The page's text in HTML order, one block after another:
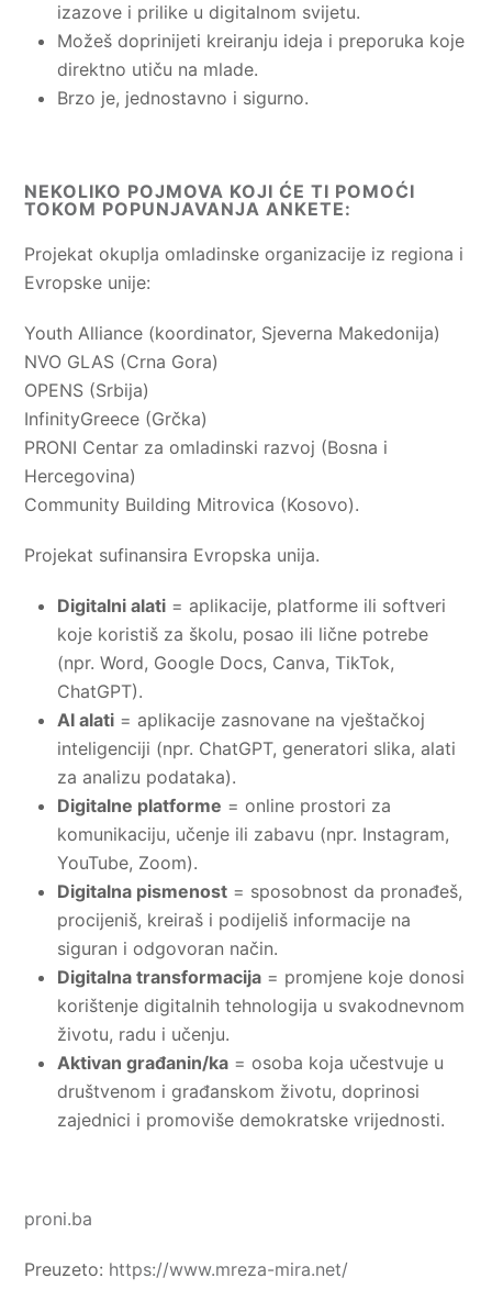
izazove i prilike u digitalnom svijetu.
Možeš doprinijeti kreiranju ideja i preporuka koje
direktno utiču na mlade.
Brzo je, jednostavno i sigurno.
NEKOLIKO POJMOVA KOJI ĆE TI POMOĆI
TOKOM POPUNJAVANJA ANKETE:
Projekat okuplja omladinske organizacije iz regiona i
Evropske unije:
Youth Alliance (koordinator, Sjeverna Makedonija)
NVO GLAS (Crna Gora)
OPENS (Srbija)
InfinityGreece (Grčka)
PRONI Centar za omladinski razvoj (Bosna i
Hercegovina)
Community Building Mitrovica (Kosovo).
Projekat sufinansira Evropska unija.
Digitalni alati = aplikacije, platforme ili softveri
koje koristiš za školu, posao ili lične potrebe
(npr. Word, Google Docs, Canva, TikTok,
ChatGPT).
AI alati = aplikacije zasnovane na vještačkoj
inteligenciji (npr. ChatGPT, generatori slika, alati
za analizu podataka).
Digitalne platforme = online prostori za
komunikaciju, učenje ili zabavu (npr. Instagram,
YouTube, Zoom).
Digitalna pismenost = sposobnost da pronađeš,
procijeniš, kreiraš i podijeliš informacije na
siguran i odgovoran način.
Digitalna transformacija = promjene koje donosi
korištenje digitalnih tehnologija u svakodnevnom
životu, radu i učenju.
Aktivan građanin/ka = osoba koja učestvuje u
društvenom i građanskom životu, doprinosi
zajednici i promoviše demokratske vrijednosti.
proni.ba
Preuzeto: https://www.mreza-mira.net/